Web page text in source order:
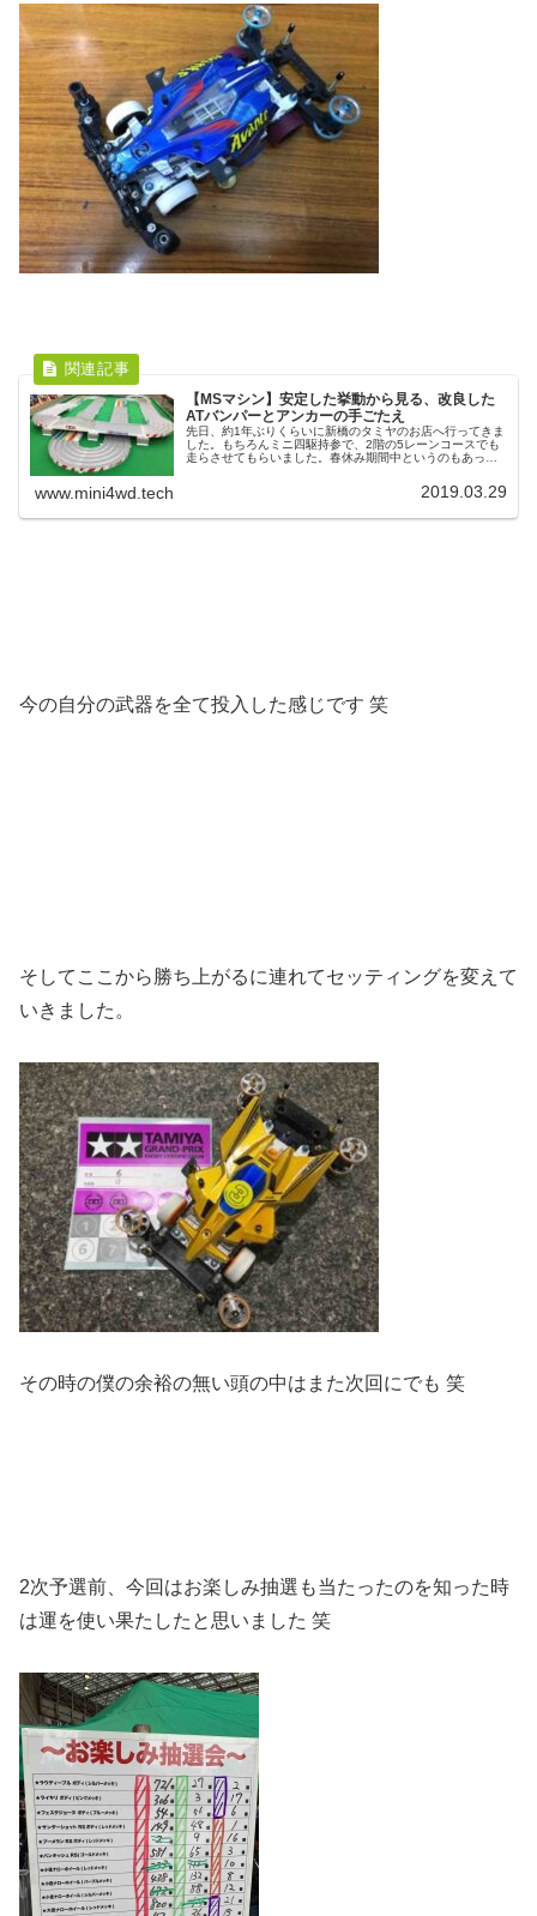
【MSマシン】安定した挙動から見る、改良した
ATバンパーとアンカーの手ごたえ
先日、約1年ぶりくらいに新橋のタミヤのお店へ行ってきま
した。もちろんミニ四駆持参で、2階の5レーンコースでも
走らさせてもらいました。春休み期間中というのもあって
www.mini4wd.tech 2019.03.29
今の自分の武器を全て投入した感じです 笑
そしてここから勝ち上がるに連れてセッティングを変えて
いきました。
その時の僕の余裕の無い頭の中はまた次回にでも 笑
2次予選前、今回はお楽しみ抽選も当たったのを知った時
は運を使い果たしたと思いました 笑